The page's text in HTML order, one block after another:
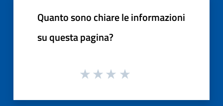
Quanto sono chiare le informazioni
su questa pagina?